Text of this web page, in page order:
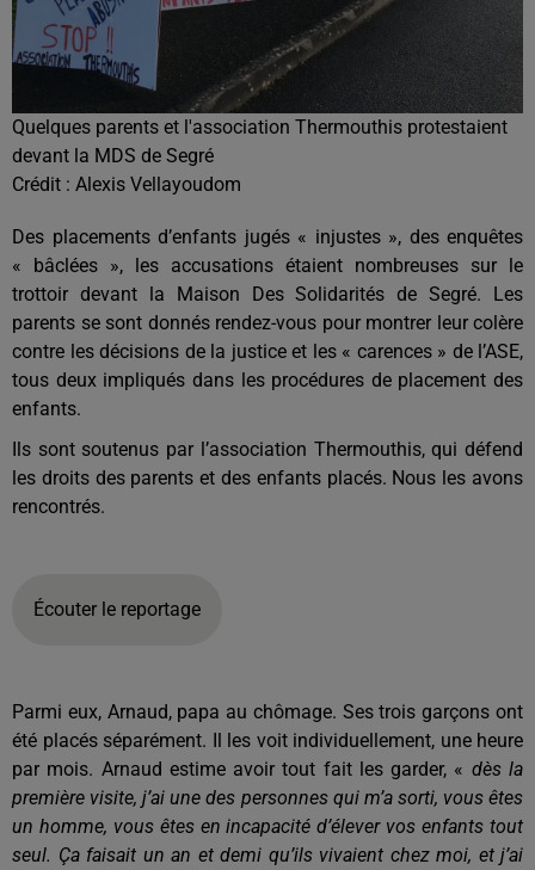
Quelques parents et l'association Thermouthis protestaient
devant la MDS de Segré
Crédit : Alexis Vellayoudom
Des placements d’enfants jugés « injustes », des enquêtes
« bâclées », les accusations étaient nombreuses sur le
trottoir devant la Maison Des Solidarités de Segré. Les
parents se sont donnés rendez-vous pour montrer leur colère
contre les décisions de la justice et les « carences » de l’ASE,
tous deux impliqués dans les procédures de placement des
enfants.
Ils sont soutenus par l’association Thermouthis, qui défend
les droits des parents et des enfants placés. Nous les avons
rencontrés.
Écouter le reportage
Parmi eux, Arnaud, papa au chômage. Ses trois garçons ont
été placés séparément. Il les voit individuellement, une heure
par mois. Arnaud estime avoir tout fait les garder, « dès la
première visite, j’ai une des personnes qui m’a sorti, vous êtes
un homme, vous êtes en incapacité d’élever vos enfants tout
seul. Ça faisait un an et demi qu’ils vivaient chez moi, et j’ai